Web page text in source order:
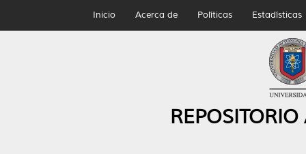
Inicio Acerca de Políticas Estadísticas